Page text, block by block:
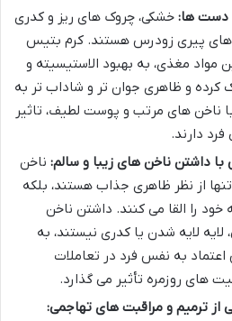
دست ها: خشکی، چروک های ریز و کدری
پیری زودرس هستند. کرم بتیس
مواد مغذی، به بهبود الاستیسیته و
و ظاهری جوان تر و شاداب تر به
ناخن های مرتب و پوست لطیف، تاثیر
دارند.
داشتن ناخن های زیبا و سالم: ناخن
از نظر ظاهری جذاب هستند، بلکه
را القا می کنند. داشتن ناخن
لایه شدن یا کدری نیستند، به
به نفس فرد در تعاملات
های روزمره تأثیر می گذارد.
ترمیم و مراقبت های تهاجمی: